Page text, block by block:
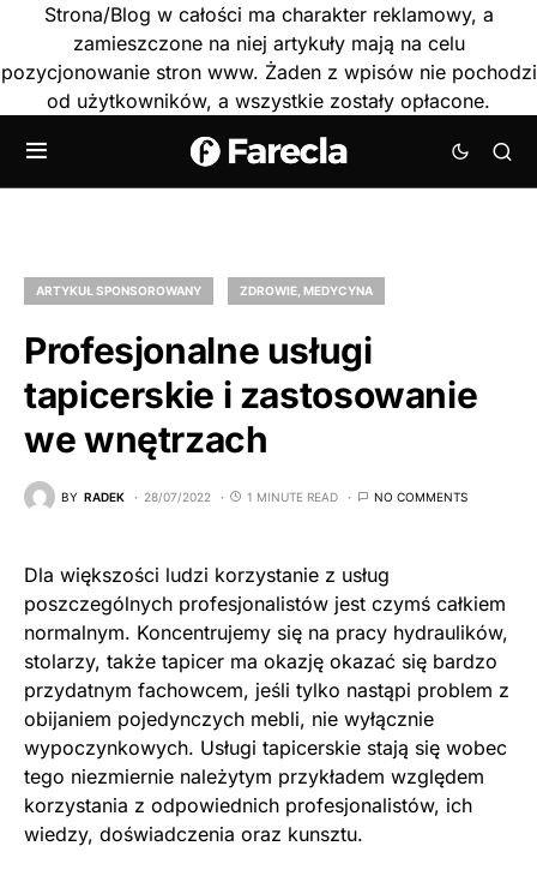
Strona/Blog w całości ma charakter reklamowy, a
zamieszczone na niej artykuły mają na celu
pozycjonowanie stron www. Żaden z wpisów nie pochodzi
od użytkowników, a wszystkie zostały opłacone.
ARTYKUŁ SPONSOROWANY ZDROWIE, MEDYCYNA
Profesjonalne usługi
tapicerskie i zastosowanie
we wnętrzach
BY RADEK 28/07/2022 1 MINUTE READ NO COMMENTS
Dla większości ludzi korzystanie z usług
poszczególnych profesjonalistów jest czymś całkiem
normalnym. Koncentrujemy się na pracy hydraulików,
stolarzy, także tapicer ma okazję okazać się bardzo
przydatnym fachowcem, jeśli tylko nastąpi problem z
obijaniem pojedynczych mebli, nie wyłącznie
wypoczynkowych. Usługi tapicerskie stają się wobec
tego niezmiernie należytym przykładem względem
korzystania z odpowiednich profesjonalistów, ich
wiedzy, doświadczenia oraz kunsztu.